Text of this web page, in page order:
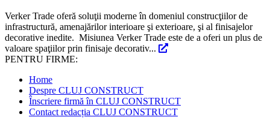
Verker Trade oferă soluţii moderne în domeniul construcţiilor de
infrastructură, amenajărilor interioare şi exterioare, şi al finisajelor
decorative inedite. Misiunea Verker Trade este de a oferi un plus de
valoare spaţiilor prin finisaje decorativ...
PENTRU FIRME:
Home
Despre CLUJ CONSTRUCT
Înscriere firmă în CLUJ CONSTRUCT
Contact redacția CLUJ CONSTRUCT